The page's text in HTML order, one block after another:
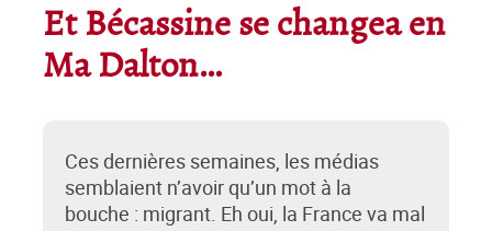
Et Bécassine se changea en
Ma Dalton…
Ces dernières semaines, les médias
semblaient n’avoir qu’un mot à la
bouche : migrant. Eh oui, la France va mal